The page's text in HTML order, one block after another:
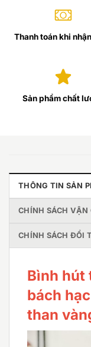
Thanh toán khi
Sản phẩm chất
THÔNG TIN SẢN
CHÍNH SÁCH VẬN
CHÍNH SÁCH ĐỔI
Bình hút
bách
than